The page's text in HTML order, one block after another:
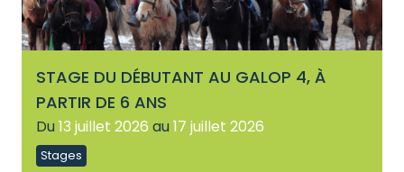
STAGE DU DÉBUTANT AU GALOP 4, À
PARTIR DE 6 ANS
Du 13 juillet 2026 au 17 juillet 2026
Stages